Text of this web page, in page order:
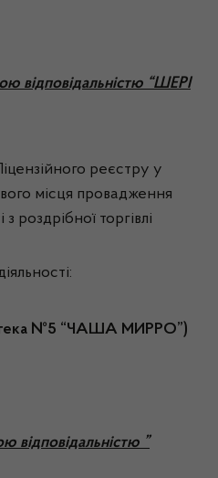
відповідальністю “ШЕРІ
реєстру у
місця провадження
роздрібної торгівлі
№5 “ЧАША МИРРО”)
відповідальністю ”